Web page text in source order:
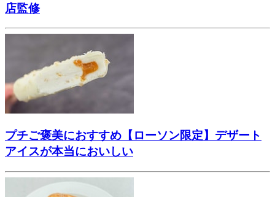
店監修
プチご褒美におすすめ【ローソン限定】デザート
アイスが本当においしい